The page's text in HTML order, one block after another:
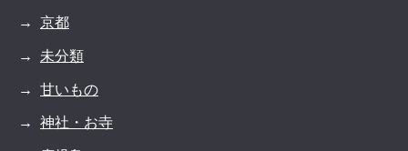
京都
未分類
甘いもの
神社・お寺